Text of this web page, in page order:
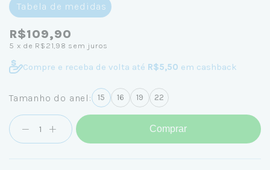
Tabela de medidas
R$109,90
5 x de R$21,98 sem juros
Compre e receba de volta até R$5,50 em cashback
Tamanho do anel: 15 16 19 22
Comprar